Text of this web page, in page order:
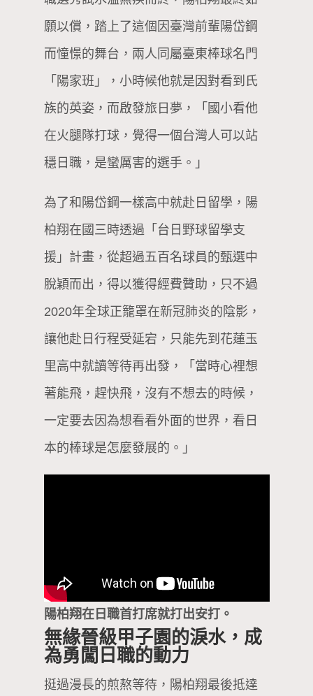
願以償，踏上了這個因臺灣前輩陽岱鋼
而憧憬的舞台，兩人同屬臺東棒球名門
「陽家班」，小時候他就是因對看到氏
族的英姿，而啟發旅日夢，「國小看他
在火腿隊打球，覺得一個台灣人可以站
穩日職，是蠻厲害的選手。」
為了和陽岱鋼一樣高中就赴日留學，陽
柏翔在國三時透過「台日野球留學支
援」計畫，從超過五百名球員的甄選中
脫穎而出，得以獲得經費贊助，只不過
2020年全球正籠罩在新冠肺炎的陰影，
讓他赴日行程受延宕，只能先到花蓮玉
里高中就讀等待再出發，「當時心裡想
著能飛，趕快飛，沒有不想去的時候，
一定要去因為想看看外面的世界，看日
本的棒球是怎麼發展的。」
陽柏翔在日職首打席就打出安打。
無緣晉級甲子園的淚水，成
為勇闖日職的動力
挺過漫長的煎熬等待，陽柏翔最後抵達